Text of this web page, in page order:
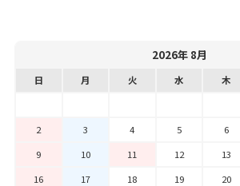
2026年 8月
日 月 火 水 木
2
3 4 5 6
9
10 11 12 13
16
17 18 19 20